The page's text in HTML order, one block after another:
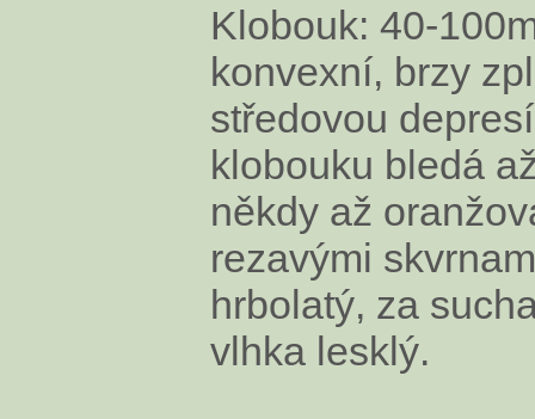
Klobouk: 40-
konvexní, brzy
středovou
klobouku bledá
někdy až
rezavými
hrbolatý, za
vlhka lesklý.